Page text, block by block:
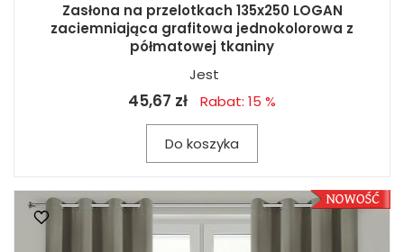
Zasłona na przelotkach 135x250 LOGAN
zaciemniająca grafitowa jednokolorowa z
półmatowej tkaniny
Jest
45,67 zł Rabat: 15 %
Do koszyka